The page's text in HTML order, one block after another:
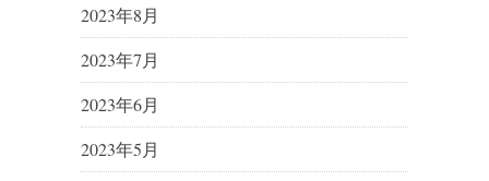
2023年8月
2023年7月
2023年6月
2023年5月